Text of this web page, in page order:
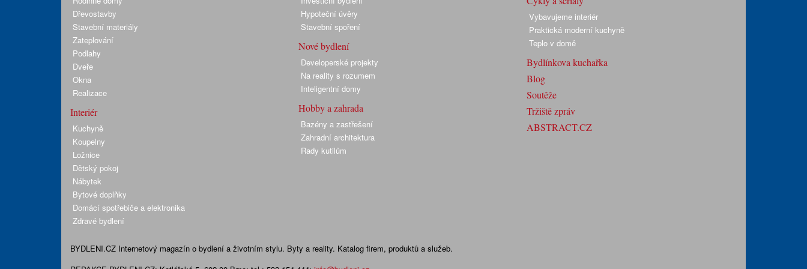
Dřevostavby
Stavební materiály
Zateplování
Podlahy
Dveře
Okna
Realizace
Interiér
Kuchyně
Koupelny
Ložnice
Dětský pokoj
Nábytek
Bytové doplňky
Domácí spotřebiče a elektronika
Zdravé bydlení
Hypoteční úvěry
Stavební spoření
Nové bydlení
Developerské projekty
Na reality s rozumem
Inteligentní domy
Hobby a zahrada
Bazény a zastřešení
Zahradní architektura
Rady kutilům
Vybavujeme interiér
Praktická moderní kuchyně
Teplo v domě
Bydlínkova kuchařka
Blog
Soutěže
Tržiště zpráv
ABSTRACT.CZ
BYDLENI.CZ Internetový magazín o bydlení a životním stylu. Byty a reality. Katalog firem, produktů a služeb.